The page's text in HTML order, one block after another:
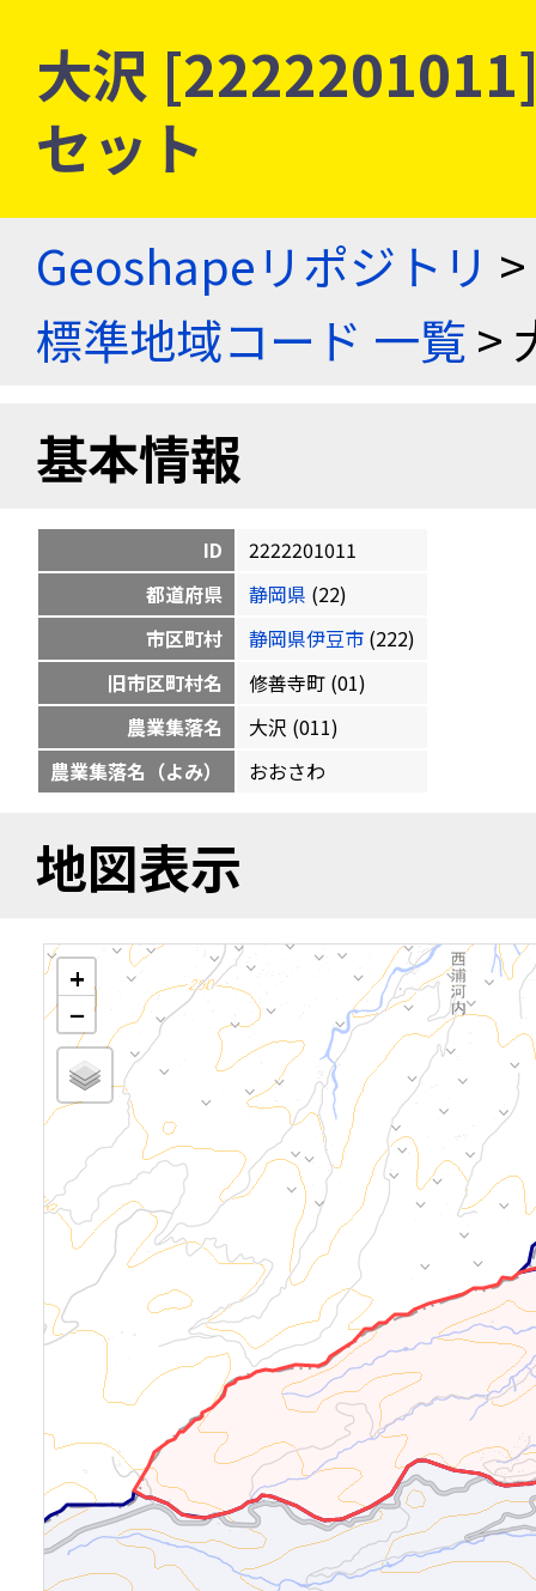
大沢
セット
Geoshapeリポジトリ >
標準地域コード 一覧>
基本情報
ID
2222201011
都道府県
静岡県 (22)
市区町村
静岡県伊豆市 (222)
旧市区町村名
修善寺町 (01)
農業集落名
大沢 (011)
農業集落名（よみ）
おおさわ
地図表示
+
−